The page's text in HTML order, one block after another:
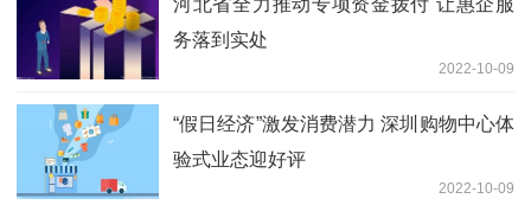
河北省全力推动专项资金拨付 让惠企服
务落到实处
2022-10-09
“假日经济”激发消费潜力 深圳购物中心体
验式业态迎好评
2022-10-09